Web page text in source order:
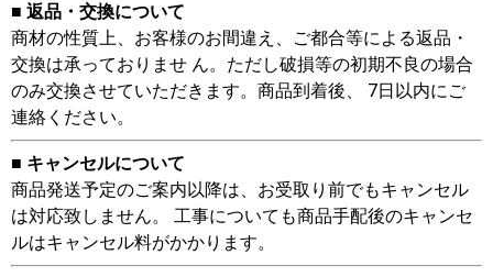
■ 返品・交換について
商材の性質上、お客様のお間違え、ご都合等による返品・
交換は承っておりませ ん。ただし破損等の初期不良の場合
のみ交換させていただきます。商品到着後、 7日以内にご
連絡ください。
■ キャンセルについて
商品発送予定のご案内以降は、お受取り前でもキャンセル
は対応致しません。 工事についても商品手配後のキャンセ
ルはキャンセル料がかかります。